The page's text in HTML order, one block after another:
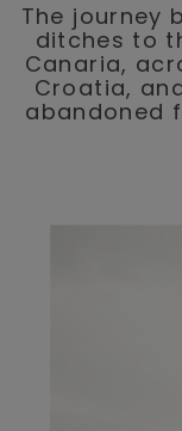
The journey
ditches to
Canaria,
Croatia,
abandoned